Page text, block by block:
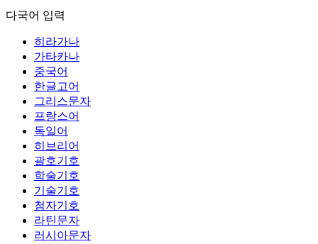
다국어 입력
히라가나
가타카나
중국어
한글고어
그리스문자
프랑스어
독일어
히브리어
괄호기호
학술기호
기술기호
첨자기호
라틴문자
러시아문자